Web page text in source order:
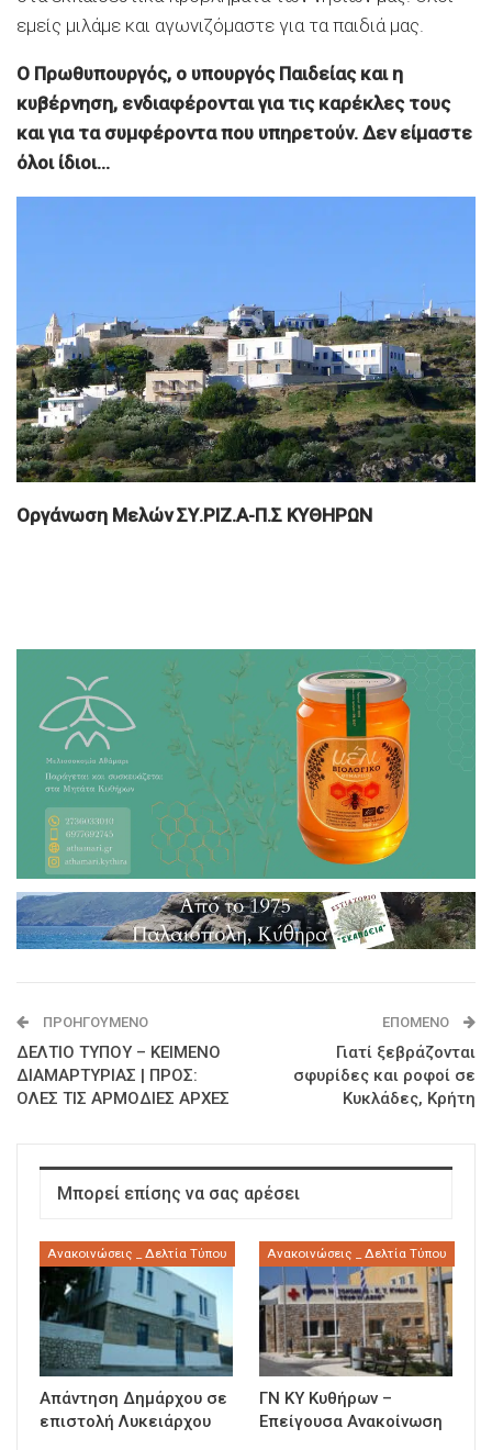
εμείς μιλάμε και αγωνιζόμαστε για τα παιδιά μας.
Ο Πρωθυπουργός, ο υπουργός Παιδείας και η
κυβέρνηση, ενδιαφέρονται για τις καρέκλες τους
και για τα συμφέροντα που υπηρετούν. Δεν είμαστε
όλοι ίδιοι…
Οργάνωση Μελών ΣΥ.ΡΙΖ.Α-Π.Σ ΚΥΘΗΡΩΝ
ΠΡΟΗΓΟΎΜΕΝΟ
ΔΕΛΤΙΟ ΤΥΠΟΥ – ΚΕΙΜΕΝΟ
ΔΙΑΜΑΡΤΥΡΙΑΣ | ΠΡΟΣ:
ΟΛΕΣ ΤΙΣ ΑΡΜΟΔΙΕΣ ΑΡΧΕΣ
ΕΠΌΜΕΝΟ
Γιατί ξεβράζονται
σφυρίδες και ροφοί σε
Κυκλάδες, Κρήτη
Μπορεί επίσης να σας αρέσει
Ανακοινώσεις _ Δελτία Τύπου
Απάντηση Δημάρχου σε
επιστολή Λυκειάρχου
Ανακοινώσεις _ Δελτία Τύπου
ΓΝ ΚΥ Κυθήρων –
Επείγουσα Ανακοίνωση